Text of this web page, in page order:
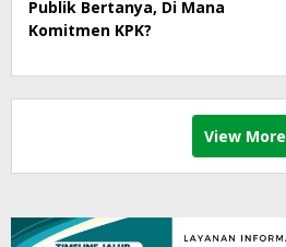
Publik Bertanya, Di Mana
Komitmen KPK?
View More